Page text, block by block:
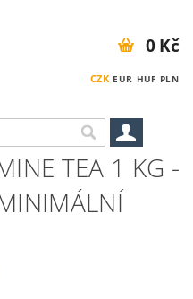
CZK EUR HUF PLN
0 Kč
TEA 1 KG -